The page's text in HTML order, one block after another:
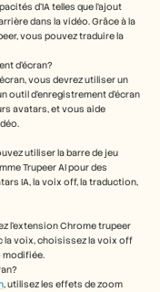
d’IA telles que l’ajout
dans la vidéo. Grâce à la
vous pouvez traduire la
d’écran?
outil d’enregistrement d’écran
avatars, et vous aide
utiliser la barre de jeu
Trupeer AI pour des
IA, la voix off, la traduction,
l’extension Chrome trupeer
la voix, choisissez la voix off
modifiée.
, utilisez les effets de zoom